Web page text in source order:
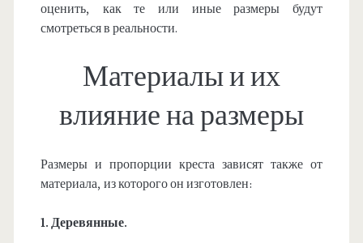
оценить, как те или иные размеры будут
смотреться в реальности.
Материалы и их
влияние на размеры
Размеры и пропорции креста зависят также от
материала, из которого он изготовлен:
1. Деревянные.